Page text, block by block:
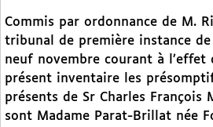
Commis par ordonnance de M.
tribunal de première instance
neuf novembre courant à l’effet
présent inventaire les
présents de Sr Charles François
sont Madame Parat-Brillat née